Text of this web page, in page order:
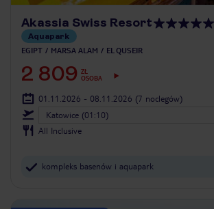
Akassia Swiss Resort
Aquapark
EGIPT MARSA ALAM EL QUSEIR
2 809 ZŁ
OSOBA
01.11.2026 - 08.11.2026 (7 noclegów)
Katowice (01:10)
All Inclusive
kompleks basenów i aquapark